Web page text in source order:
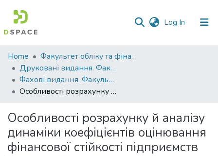
Log In (current)
Communities
&
Collections
Statistics
Home
Факультет обліку та фінансів
Друковані видання. Факультет обліку та фінансів
Фахові видання. Факультет обліку та фінансів
Особливості розрахунку й аналізу динаміки коефіцієнтів оцінювання фінансової стійкості підприємств
Особливості розрахунку й аналізу
динаміки коефіцієнтів оцінювання
фінансової стійкості підприємств